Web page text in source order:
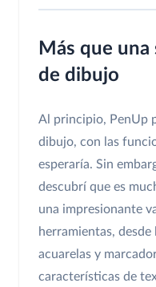
Más que
de dibujo
Al principio, PenUp
dibujo, con las
esperaría. Sin
descubrí que es
una impresionante
herramientas,
acuarelas y
características de